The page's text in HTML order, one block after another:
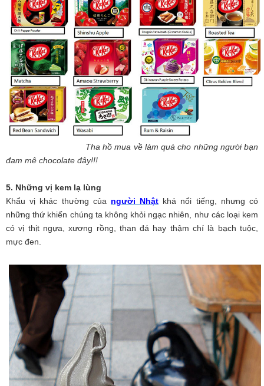
Tha hồ mua về làm quà cho những người bạn
đam mê chocolate đây!!!
5. Những vị kem lạ lùng
Khẩu vị khác thường của người Nhật khá nổi tiếng, nhưng có
những thứ khiến chúng ta không khỏi ngạc nhiên, như các loại kem
có vị thịt ngựa, xương rồng, than đá hay thậm chí là bạch tuộc,
mực đen.